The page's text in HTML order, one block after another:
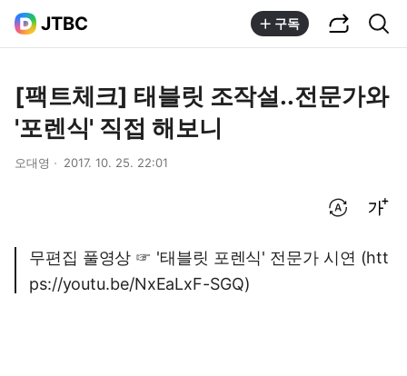
JTBC 구독
[팩트체크] 태블릿 조작설..전문가와
'포렌식' 직접 해보니
오대영 2017. 10. 25. 22:01
무편집 풀영상 ☞ '태블릿 포렌식' 전문가 시연 (htt
ps://youtu.be/NxEaLxF-SGQ)